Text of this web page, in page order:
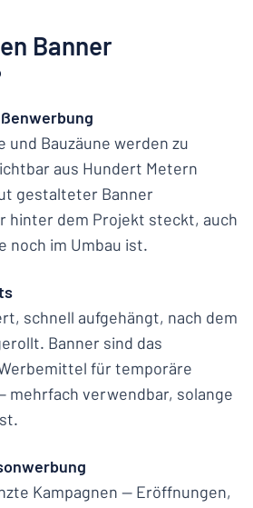
Banner
und Bauzäune werden zu
aus Hundert Metern
gestalteter Banner
hinter dem Projekt steckt, auch
noch im Umbau ist.
schnell aufgehängt, nach dem
Banner sind das
für temporäre
mehrfach verwendbar, solange
Kampagnen — Eröffnungen,